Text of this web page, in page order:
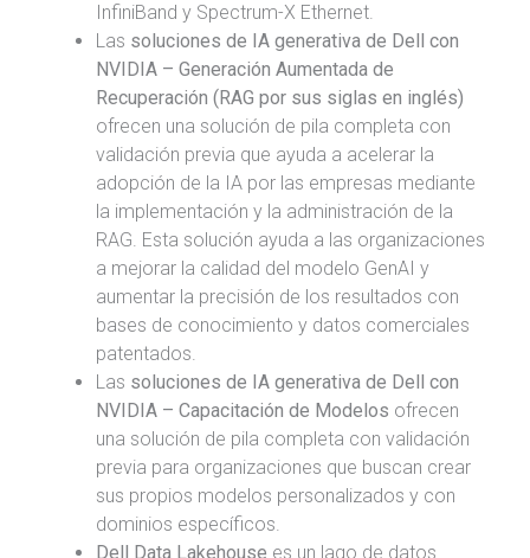
InfiniBand y Spectrum-X Ethernet.
Las soluciones de IA generativa de Dell con
NVIDIA – Generación Aumentada de
Recuperación (RAG por sus siglas en inglés)
ofrecen una solución de pila completa con
validación previa que ayuda a acelerar la
adopción de la IA por las empresas mediante
la implementación y la administración de la
RAG. Esta solución ayuda a las organizaciones
a mejorar la calidad del modelo GenAI y
aumentar la precisión de los resultados con
bases de conocimiento y datos comerciales
patentados.
Las soluciones de IA generativa de Dell con
NVIDIA – Capacitación de Modelos ofrecen
una solución de pila completa con validación
previa para organizaciones que buscan crear
sus propios modelos personalizados y con
dominios específicos.
Dell Data Lakehouse es un lago de datos